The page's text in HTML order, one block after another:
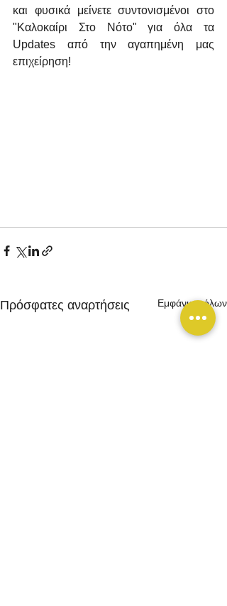
και φυσικά μείνετε συντονισμένοι στο
"Καλοκαίρι Στο Νότο" για όλα τα
Updates από την αγαπημένη μας
επιχείρηση!
Πρόσφατες αναρτήσεις Εμφάνιση όλων